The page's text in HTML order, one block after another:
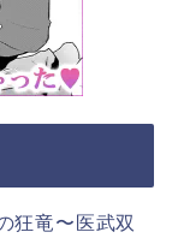
狂竜〜医武双